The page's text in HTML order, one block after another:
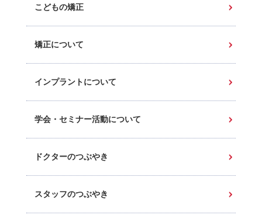
こどもの矯正
矯正について
インプラントについて
学会・セミナー活動について
ドクターのつぶやき
スタッフのつぶやき